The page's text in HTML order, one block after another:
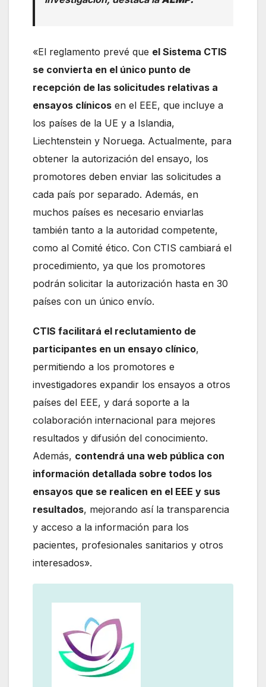
«El reglamento prevé que el Sistema CTIS
se convierta en el único punto de
recepción de las solicitudes relativas a
ensayos clínicos en el EEE, que incluye a
los países de la UE y a Islandia,
Liechtenstein y Noruega. Actualmente, para
obtener la autorización del ensayo, los
promotores deben enviar las solicitudes a
cada país por separado. Además, en
muchos países es necesario enviarlas
también tanto a la autoridad competente,
como al Comité ético. Con CTIS cambiará el
procedimiento, ya que los promotores
podrán solicitar la autorización hasta en 30
países con un único envío.
CTIS facilitará el reclutamiento de
participantes en un ensayo clínico,
permitiendo a los promotores e
investigadores expandir los ensayos a otros
países del EEE, y dará soporte a la
colaboración internacional para mejores
resultados y difusión del conocimiento.
Además, contendrá una web pública con
información detallada sobre todos los
ensayos que se realicen en el EEE y sus
resultados, mejorando así la transparencia
y acceso a la información para los
pacientes, profesionales sanitarios y otros
interesados».